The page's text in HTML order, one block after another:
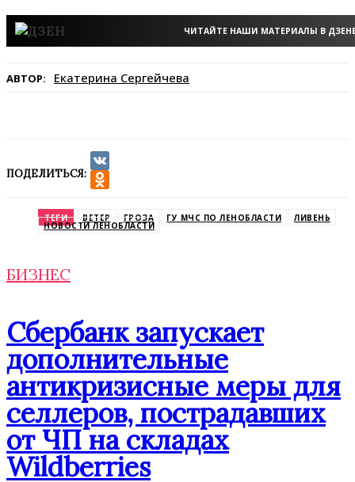
ЧИТАЙТЕ НАШИ МАТЕРИАЛЫ В
АВТОР: Екатерина Сергейчева
ПОДЕЛИТЬСЯ:
VK
ТЕГИ ВЕТЕР ГРОЗА ГУ МЧС ПО ЛЕНОБЛАСТИ ЛИВЕНЬ
НОВОСТИ ЛЕНОБЛАСТИ
БИЗНЕС
Сбербанк запускает
дополнительные
антикризисные меры для
селлеров, пострадавших
от ЧП на складах
Wildberries